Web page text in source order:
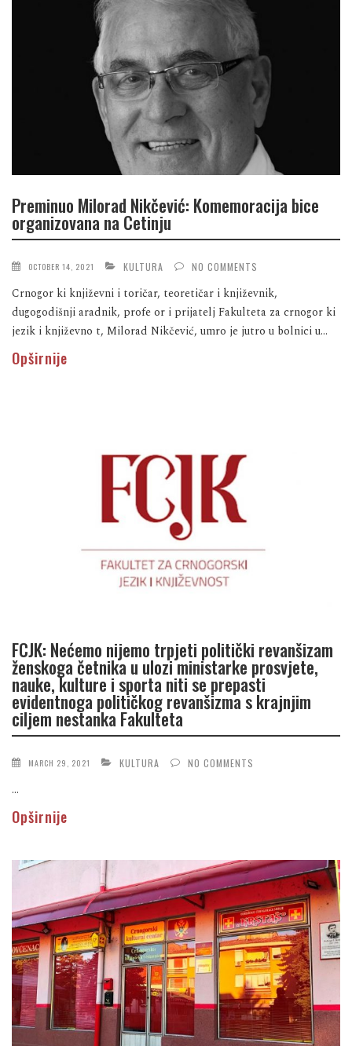
Preminuo Milorad Nikčević: Komemoracija bice
organizovana na Cetinju
OCTOBER 14, 2021 KULTURA NO COMMENTS
Crnogor ki književni i toričar, teoretičar i književnik,
dugogodišnji aradnik, profe or i prijatelj Fakulteta za crnogor ki
jezik i književno t, Milorad Nikčević, umro je jutro u bolnici u...
Opširnije
FCJK: Nećemo nijemo trpjeti politički revanšizam
ženskoga četnika u ulozi ministarke prosvjete,
nauke, kulture i sporta niti se prepasti
evidentnoga političkog revanšizma s krajnjim
ciljem nestanka Fakulteta
MARCH 29, 2021 KULTURA NO COMMENTS
...
Opširnije